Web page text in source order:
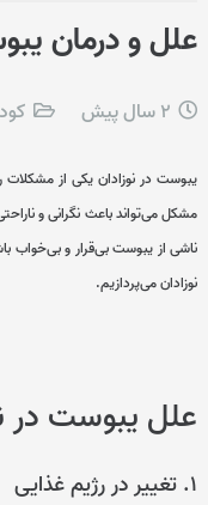
علل و درمان
2 سال پیش
یبوست در نوزادان یکی از
مشکل می‌تواند باعث نگرانی و
ناشی از یبوست بی‌قرار و بی‌خواب
نوزادان می‌پردازیم.
علل یبوست در
۱. تغییر در رژیم غذایی